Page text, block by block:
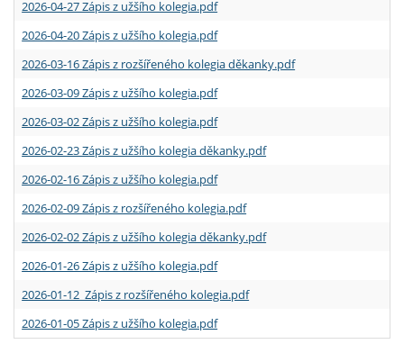
2026-04-27 Zápis z užšího kolegia.pdf
2026-04-20 Zápis z užšího kolegia.pdf
2026-03-16 Zápis z rozšířeného kolegia děkanky.pdf
2026-03-09 Zápis z užšího kolegia.pdf
2026-03-02 Zápis z užšího kolegia.pdf
2026-02-23 Zápis z užšího kolegia děkanky.pdf
2026-02-16 Zápis z užšího kolegia.pdf
2026-02-09 Zápis z rozšířeného kolegia.pdf
2026-02-02 Zápis z užšího kolegia děkanky.pdf
2026-01-26 Zápis z užšího kolegia.pdf
2026-01-12 Zápis z rozšířeného kolegia.pdf
2026-01-05 Zápis z užšího kolegia.pdf